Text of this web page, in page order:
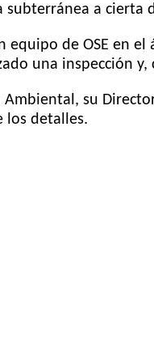
subterránea a
equipo de OSE en
una inspección
Ambiental, su
los detalles.